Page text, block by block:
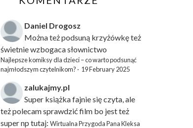
Daniel Drogosz
Można też podsuną krzyżówkęteż
świetnie wzbogaca słownictwo
Najlepsze komiksy dla dzieci – co warto podsunąć
najmłodszym czytelnikom? · 19 February 2025
zalukajmy.pl
Super książka fajnie się czyta, ale
też polecam sprawdzić film bo jest też
super np tutaj: Wirtualna Przygoda Pana Kleksa